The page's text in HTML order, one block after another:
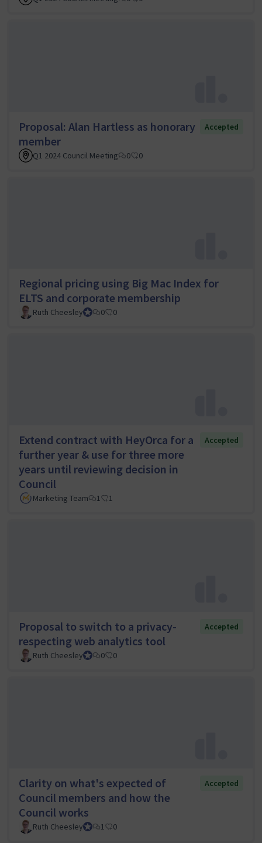
Proposal: Alan Hartless as honorary
member
Accepted
Q1 2024 Council Meeting 0 0
Regional pricing using Big Mac Index for
ELTS and corporate membership
Ruth CheesleyMautic Project Lead
0 0
Extend contract with HeyOrca for a
further year & use for three more
years until reviewing decision in
Council
Accepted
Marketing Team 1 1
Proposal to switch to a privacy-
respecting web analytics tool
Accepted
Ruth CheesleyMautic Project Lead
0 0
Clarity on what's expected of
Council members and how the
Council works
Accepted
Ruth CheesleyMautic Project Lead
1 0